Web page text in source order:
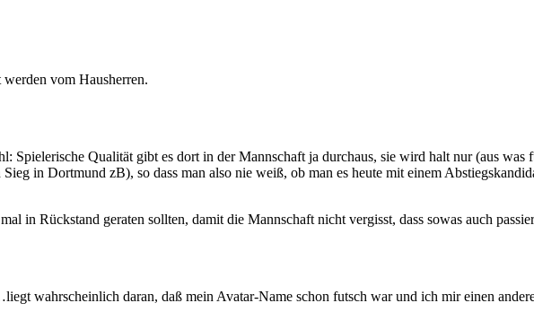
vom Hausherren.
Spielerische Qualität gibt es dort in der Mannschaft ja durchaus, sie wird halt nur (aus
in Dortmund zB), so dass man also nie weiß, ob man es heute mit einem
in Rückstand geraten sollten, damit die Mannschaft nicht vergisst, dass sowas auch
wahrscheinlich daran, daß mein Avatar-Name schon futsch war und ich mir einen